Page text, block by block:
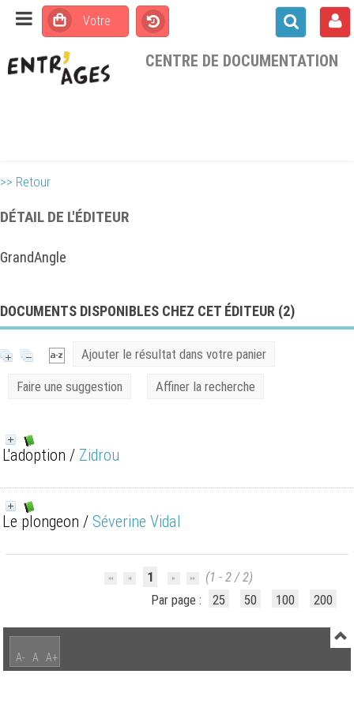
CENTRE DE DOCUMENTATION
>> Retour
DÉTAIL DE L'ÉDITEUR
GrandAngle
DOCUMENTS DISPONIBLES CHEZ CET ÉDITEUR (2)
Ajouter le résultat dans votre panier
Faire une suggestion Affiner la recherche
L'adoption / Zidrou
Le plongeon / Séverine Vidal
1
(1 - 2 / 2)
Par page :
25 50 100 200
A- A A+